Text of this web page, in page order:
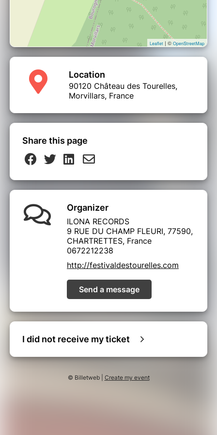
Leaflet | © OpenStreetMap
Location
90120 Château des Tourelles,
Morvillars, France
Share this page
Organizer
ILONA RECORDS
9 RUE DU CHAMP FLEURI, 77590,
CHARTRETTES, France
0672212238
http://festivaldestourelles.com
Send a message
I did not receive my ticket
© Billetweb | Create my event